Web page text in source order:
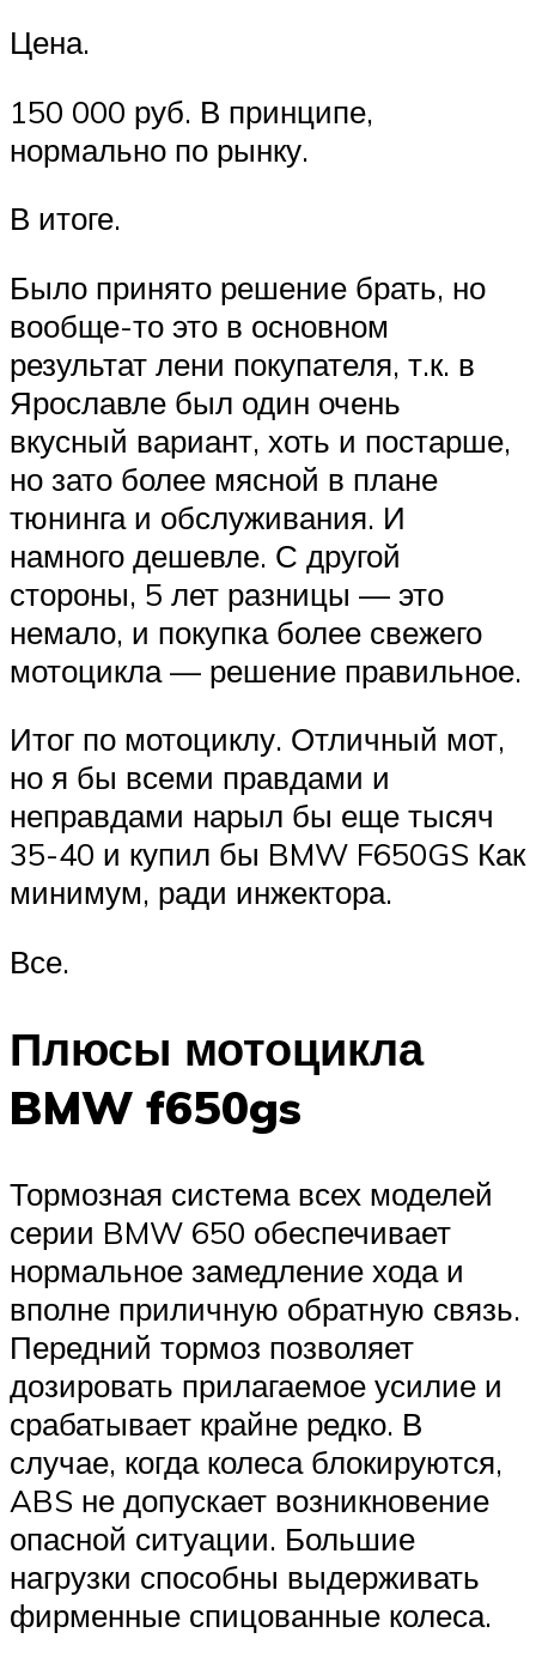
Цена.
150 000 руб. В принципе,
нормально по рынку.
В итоге.
Было принято решение брать, но
вообще-то это в основном
результат лени покупателя, т.к. в
Ярославле был один очень
вкусный вариант, хоть и постарше,
но зато более мясной в плане
тюнинга и обслуживания. И
намного дешевле. С другой
стороны, 5 лет разницы — это
немало, и покупка более свежего
мотоцикла — решение правильное.
Итог по мотоциклу. Отличный мот,
но я бы всеми правдами и
неправдами нарыл бы еще тысяч
35-40 и купил бы BMW F650GS Как
минимум, ради инжектора.
Все.
Плюсы мотоцикла
BMW f650gs
Тормозная система всех моделей
серии BMW 650 обеспечивает
нормальное замедление хода и
вполне приличную обратную связь.
Передний тормоз позволяет
дозировать прилагаемое усилие и
срабатывает крайне редко. В
случае, когда колеса блокируются,
ABS не допускает возникновение
опасной ситуации. Большие
нагрузки способны выдерживать
фирменные спицованные колеса.